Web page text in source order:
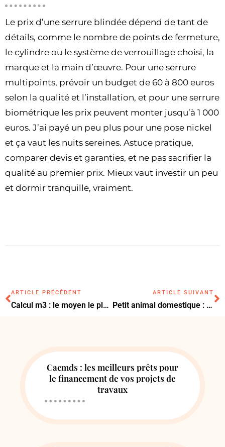
Le prix d’une serrure blindée dépend de tant de
détails, comme le nombre de points de fermeture,
le cylindre ou le système de verrouillage choisi, la
marque et la main d’œuvre. Pour une serrure
multipoints, prévoir un budget de 60 à 800 euros
selon la qualité et l’installation, et pour une serrure
biométrique les prix peuvent monter jusqu’à 1 000
euros. J’ai payé un peu plus pour une pose nickel
et ça vaut les nuits sereines. Astuce pratique,
comparer devis et garanties, et ne pas sacrifier la
qualité au premier prix. Mieux vaut investir un peu
et dormir tranquille, vraiment.
ARTICLE PRÉCÉDENT
Calcul m3 : le moyen le plus fiable pour évaluer un volume ?
ARTICLE SUIVANT
Petit animal domestique : Le hamster ou le cochon d’Inde pour un appartement ?
Cacmds : les meilleurs prêts pour
le financement de vos projets de
travaux